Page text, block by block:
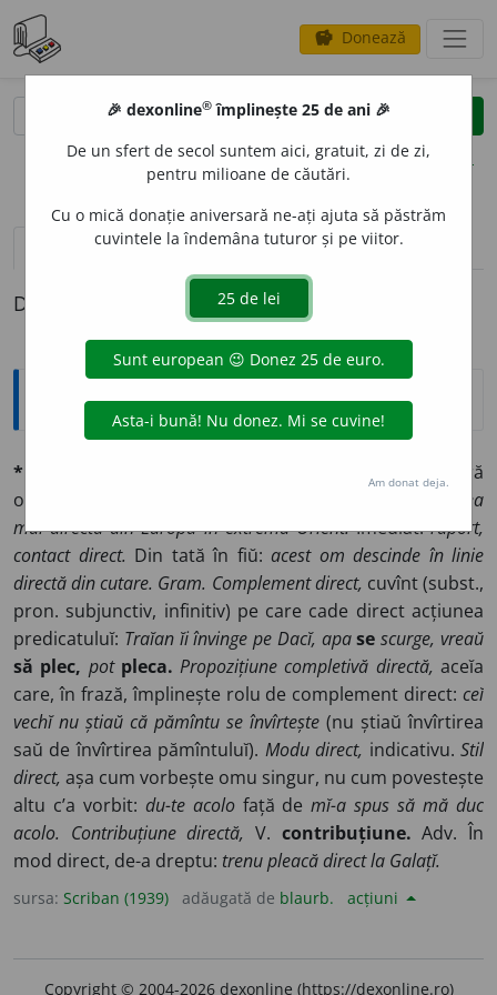
savings Donează
clear
opțiuni
definiții (1) pronunțievolume_up (50)
Definiția cu ID-ul 588479:
Explicative DEX
* direct, -ă
). Drept, fără
ocolurĭ saŭ cu puține ocolurĭ:
canalu Suezuluĭ e calea cea
maĭ directă din Eŭropa în extremu Orient.Imediat:raport,
contact direct. Din tată în fiŭ: acest om descinde în linie
directă din cutare. Gram. Complement direct, cuvînt (subst.,
pron. subjunctiv, infinitiv) pe care cade direct acțiunea
predicatuluĭ: Traĭan ĭi învinge pe Dacĭ, apa se scurge, vreaŭ
să plec, pot pleca. Propozițiune completivă directă, aceĭa
care, în frază, împlinește rolu de complement direct: ceĭ
vechĭ nu știaŭ că pămîntu se învîrtește (nu știaŭ învîrtirea
saŭ de învîrtirea pămîntuluĭ). Modu direct, indicativu.Stil
direct, așa cum vorbește omu singur, nu cum povestește
altu c’a vorbit: du-te acolofață demĭ-a spus să mă duc
acolo. Contribuțiune directă, V. contribuțiune. Adv. În
mod direct, de-a dreptu: trenu pleacă direct la Galațĭ.
sursa: Scriban (1939) adăugată de blaurb. acțiuni
Copyright © 2004-2026 dexonline (https://dexonline.ro)
🎉 dexonline® împlinește 25 de ani 🎉
De un sfert de secol suntem aici, gratuit, zi de zi,
pentru milioane de căutări.
Cu o mică donație aniversară ne-ați ajuta să păstrăm
cuvintele la îndemâna tuturor și pe viitor.
Am donat deja.